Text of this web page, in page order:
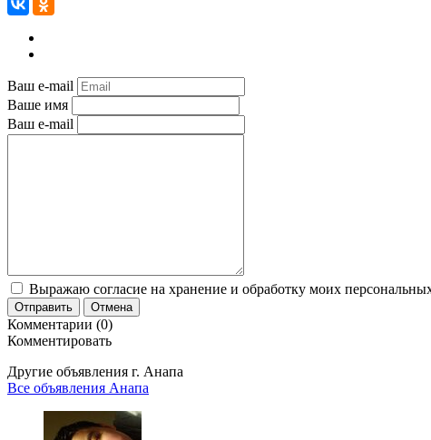
Ваш e-mail
Ваше имя
Ваш e-mail
Выражаю согласие на хранение и обработку моих
Отправить Отмена
Комментарии (0)
Комментировать
Другие объявления г. Анапа
Все объявления Анапа